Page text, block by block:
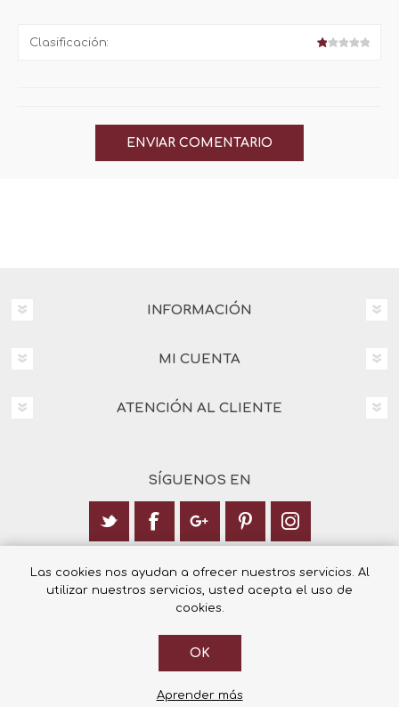
Clasificación:
INFORMACIÓN
MI CUENTA
ATENCIÓN AL CLIENTE
SÍGUENOS EN
Calle Italia 6, 03003 Alicante
+34 965 12 23 55
Las cookies nos ayudan a ofrecer nuestros servicios. Al
utilizar nuestros servicios, usted acepta el uso de
cookies.
OK
Aprender más